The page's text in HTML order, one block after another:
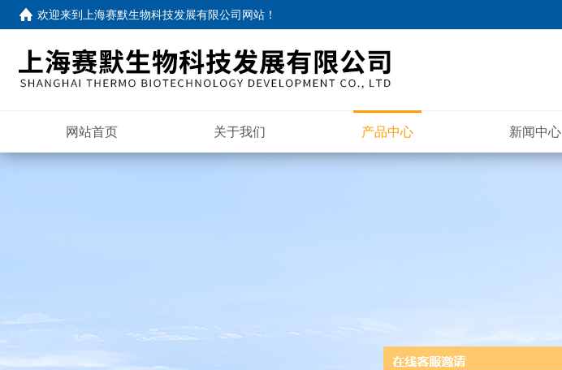
欢迎来到 上海赛默生物科技发展有限公司网站 ！
网站首页 关于我们 产品中心 新闻中心